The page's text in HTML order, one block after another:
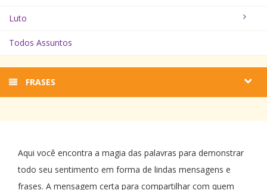
Luto
Todos Assuntos
FRASES
Aqui você encontra a magia das palavras para demonstrar
todo seu sentimento em forma de lindas mensagens e
frases. A mensagem certa para compartilhar com quem